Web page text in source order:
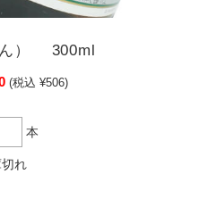
ん） 300ml
(税込 ¥506)
本
れ